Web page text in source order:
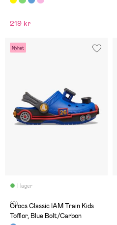
219 kr
Nyhet
I lager
(0)
Crocs Classic IAM Train Kids
Tofflor, Blue Bolt/Carbon